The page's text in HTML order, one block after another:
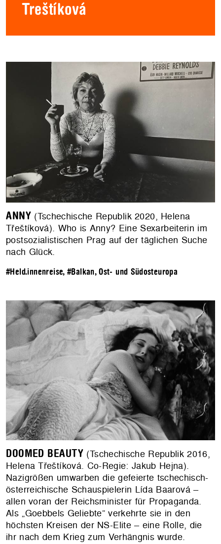
Treštíková
ANNY (Tschechische Republik 2020, Helena
Třeštíková). Who is Anny? Eine Sexarbeiterin im
postsozialistischen Prag auf der täglichen Suche
nach Glück.
#Held.innenreise, #Balkan, Ost- und Südosteuropa
DOOMED BEAUTY (Tschechische Republik 2016,
Helena Třeštíková. Co-Regie: Jakub Hejna).
Nazigrößen umwarben die gefeierte tschechisch-
österreichische Schauspielerin Lída Baarová –
allen voran der Reichsminister für Propaganda.
Als „Goebbels Geliebte” verkehrte sie in den
höchsten Kreisen der NS-Elite – eine Rolle, die
ihr nach dem Krieg zum Verhängnis wurde.